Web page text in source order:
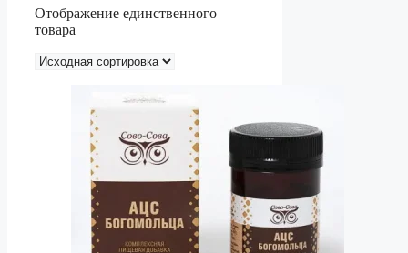
Отображение единственного
товара